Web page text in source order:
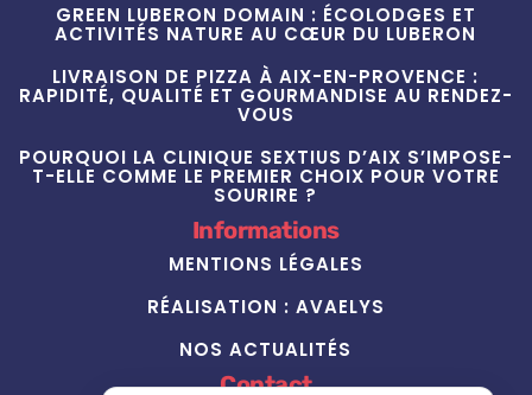
GREEN LUBERON DOMAIN : ÉCOLODGES ET
ACTIVITÉS NATURE AU CŒUR DU LUBERON
LIVRAISON DE PIZZA À AIX-EN-PROVENCE :
RAPIDITÉ, QUALITÉ ET GOURMANDISE AU RENDEZ-
VOUS
POURQUOI LA CLINIQUE SEXTIUS D’AIX S’IMPOSE-
T-ELLE COMME LE PREMIER CHOIX POUR VOTRE
SOURIRE ?
Informations
MENTIONS LÉGALES
RÉALISATION : AVAELYS
NOS ACTUALITÉS
Contact